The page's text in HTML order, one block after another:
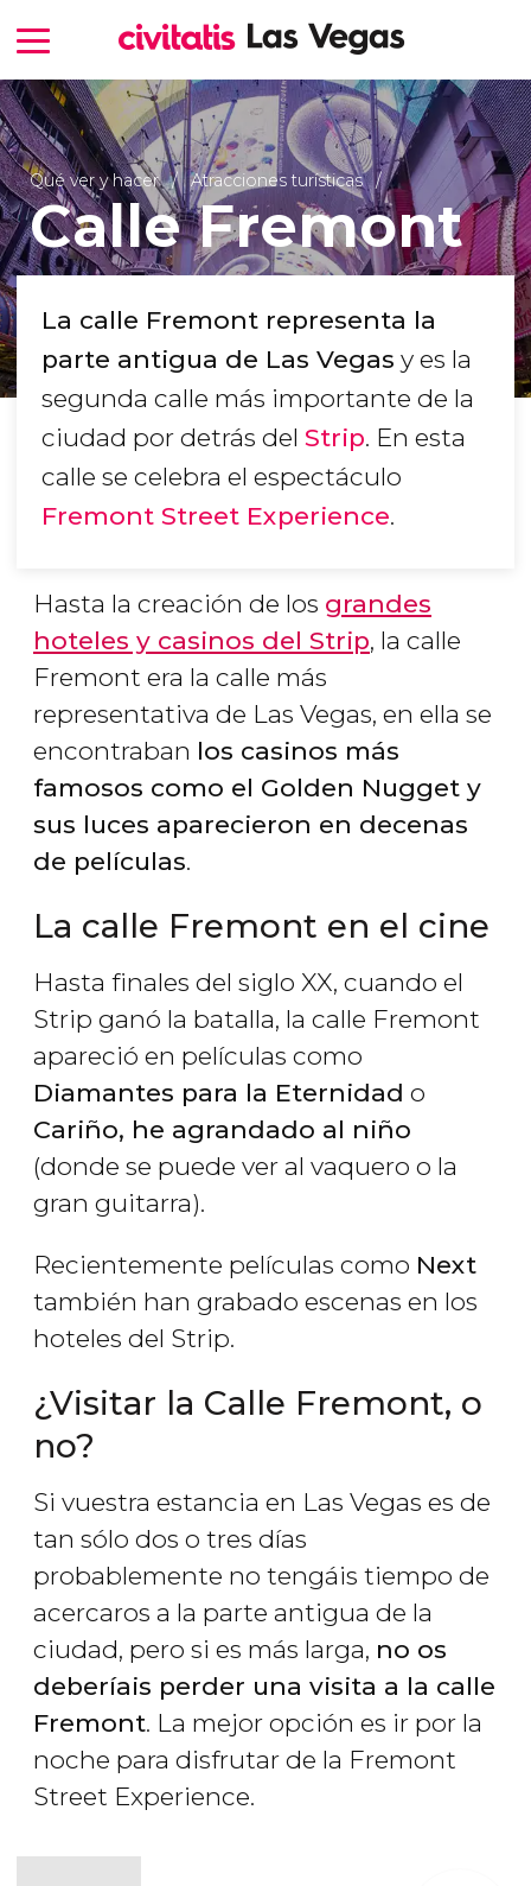
Qué ver y hacer Atracciones turísticas
Calle Fremont
La calle Fremont representa la
parte antigua de Las Vegas y es la
segunda calle más importante de la
ciudad por detrás del Strip. En esta
calle se celebra el espectáculo
Fremont Street Experience.
Hasta la creación de los grandes
hoteles y casinos del Strip, la calle
Fremont era la calle más
representativa de Las Vegas, en ella se
encontraban los casinos más
famosos como el Golden Nugget y
sus luces aparecieron en decenas
de películas.
La calle Fremont en el cine
Hasta finales del siglo XX, cuando el
Strip ganó la batalla, la calle Fremont
apareció en películas como
Diamantes para la Eternidad o
Cariño, he agrandado al niño
(donde se puede ver al vaquero o la
gran guitarra).
Recientemente películas como Next
también han grabado escenas en los
hoteles del Strip.
¿Visitar la Calle Fremont, o
no?
Si vuestra estancia en Las Vegas es de
tan sólo dos o tres días
probablemente no tengáis tiempo de
acercaros a la parte antigua de la
ciudad, pero si es más larga, no os
deberíais perder una visita a la calle
Fremont. La mejor opción es ir por la
noche para disfrutar de la Fremont
Street Experience.